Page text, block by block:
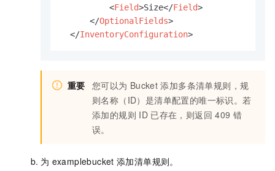
<Field>Size</Field>
</OptionalFields>
</InventoryConfiguration>
重要 您可以为 Bucket 添加多条清单规则，规
则名称（ID）是清单配置的唯一标识。若
添加的规则 ID 已存在，则返回 409 错
误。
为 examplebucket 添加清单规则。